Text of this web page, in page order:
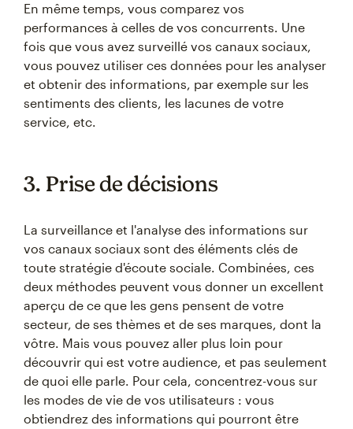
En même temps, vous comparez vos
performances à celles de vos concurrents. Une
fois que vous avez surveillé vos canaux sociaux,
vous pouvez utiliser ces données pour les analyser
et obtenir des informations, par exemple sur les
sentiments des clients, les lacunes de votre
service, etc.
3. Prise de décisions
La surveillance et l'analyse des informations sur
vos canaux sociaux sont des éléments clés de
toute stratégie d'écoute sociale. Combinées, ces
deux méthodes peuvent vous donner un excellent
aperçu de ce que les gens pensent de votre
secteur, de ses thèmes et de ses marques, dont la
vôtre. Mais vous pouvez aller plus loin pour
découvrir qui est votre audience, et pas seulement
de quoi elle parle. Pour cela, concentrez-vous sur
les modes de vie de vos utilisateurs : vous
obtiendrez des informations qui pourront être